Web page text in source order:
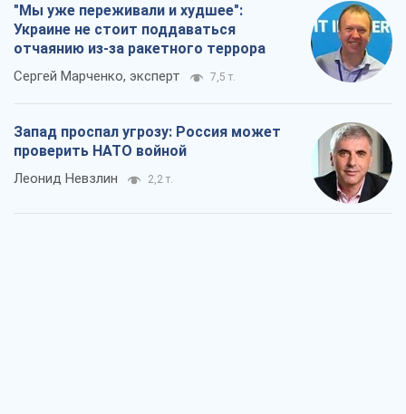
"Мы уже переживали и худшее":
Украине не стоит поддаваться
отчаянию из-за ракетного террора
Сергей Марченко, эксперт 7,5 т.
Запад проспал угрозу: Россия может
проверить НАТО войной
Леонид Невзлин 2,2 т.